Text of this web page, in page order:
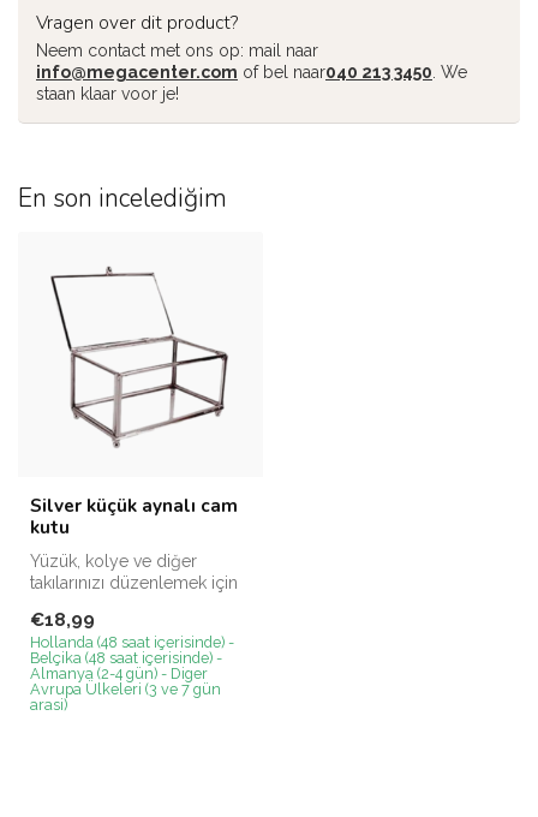
Vragen over dit product?
Neem contact met ons op: mail naar
info@megacenter.com of bel naar040 213 3450 . We
staan klaar voor je!
En son incelediğim
Silver küçük aynalı cam
kutu
Yüzük, kolye ve diğer
takılarınızı düzenlemek için
€18,99
Hollanda (48 saat içerisinde) -
Belçika (48 saat içerisinde) -
Almanya (2-4 gün) - Diger
Avrupa Ülkeleri (3 ve 7 gün
arasi)